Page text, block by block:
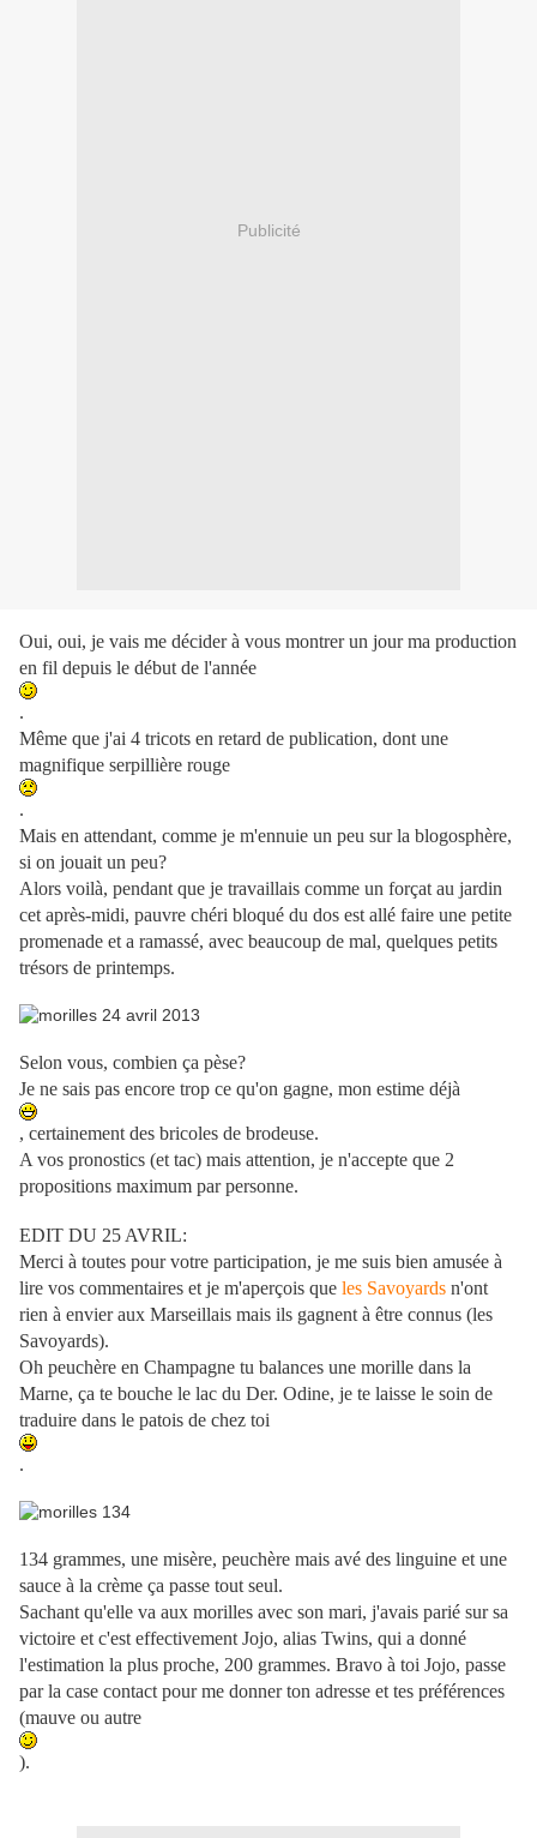
Publicité
Oui, oui, je vais me décider à vous montrer un jour ma production
en fil depuis le début de l'année
.
Même que j'ai 4 tricots en retard de publication, dont une
magnifique serpillière rouge
.
Mais en attendant, comme je m'ennuie un peu sur la blogosphère,
si on jouait un peu?
Alors voilà, pendant que je travaillais comme un forçat au jardin
cet après-midi, pauvre chéri bloqué du dos est allé faire une petite
promenade et a ramassé, avec beaucoup de mal, quelques petits
trésors de printemps.
Selon vous, combien ça pèse?
Je ne sais pas encore trop ce qu'on gagne, mon estime déjà
, certainement des bricoles de brodeuse.
A vos pronostics (et tac) mais attention, je n'accepte que 2
propositions maximum par personne.
EDIT DU 25 AVRIL:
Merci à toutes pour votre participation, je me suis bien amusée à
lire vos commentaires et je m'aperçois que les Savoyards n'ont
rien à envier aux Marseillais mais ils gagnent à être connus (les
Savoyards).
Oh peuchère en Champagne tu balances une morille dans la
Marne, ça te bouche le lac du Der. Odine, je te laisse le soin de
traduire dans le patois de chez toi
.
134 grammes, une misère, peuchère mais avé des linguine et une
sauce à la crème ça passe tout seul.
Sachant qu'elle va aux morilles avec son mari, j'avais parié sur sa
victoire et c'est effectivement Jojo, alias Twins, qui a donné
l'estimation la plus proche, 200 grammes. Bravo à toi Jojo, passe
par la case contact pour me donner ton adresse et tes préférences
(mauve ou autre
).